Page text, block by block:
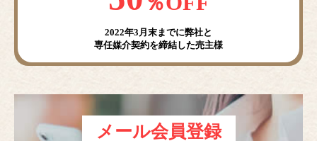
2022年3月末までに弊社と
専任媒介契約を締結した売主様
メール会員登録